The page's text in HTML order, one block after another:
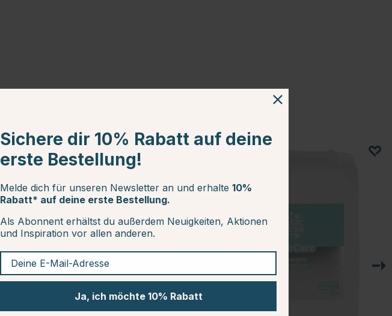
25
Sichere dir 10% Rabatt auf deine
erste Bestellung!
Melde dich für unseren Newsletter an und erhalte 10%
Rabatt* auf deine erste Bestellung.
Als Abonnent erhältst du außerdem Neuigkeiten, Aktionen
und Inspiration vor allen anderen.
Deine E-Mail-Adresse
Ja, ich möchte 10% Rabatt